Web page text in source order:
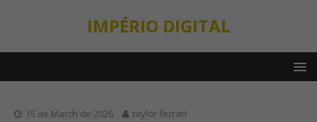
IMPÉRIO DIGITAL
15 de March de 2026 taylor ferrari